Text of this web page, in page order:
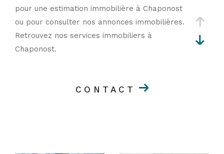
pour une estimation immobilière à Chaponost
ou pour consulter nos annonces immobilières.
Retrouvez nos services immobiliers à
Chaponost.
Retrouvez nos services
CONTACT